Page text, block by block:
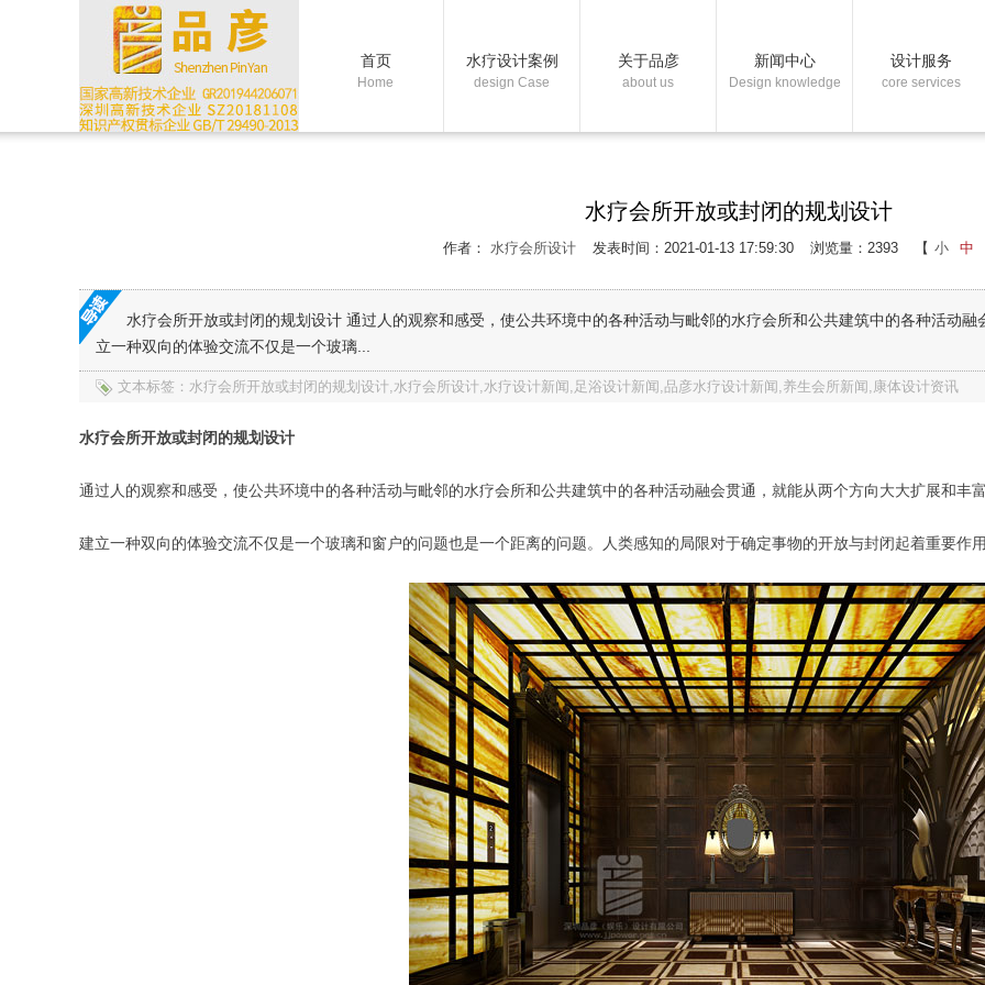
首页
Home
水疗设计案例
design Case
关于品彦
about us
新闻中心
Design knowledge
设计服务
core services
水疗会所开放或封闭的规划设计
作者： 水疗会所设计 发表时间：2021-01-13 17:59:30 浏览量：2393 【 小 中
水疗会所开放或封闭的规划设计 通过人的观察和感受，使公共环境中的各种活动与毗邻的水疗会所和公共建筑中的各种活动
立一种双向的体验交流不仅是一个玻璃...
文本标签：水疗会所开放或封闭的规划设计,水疗会所设计,水疗设计新闻,足浴设计新闻,品彦水疗设计新闻,养生会所新闻,康体设计资讯
水疗会所开放或封闭的规划设计
通过人的观察和感受，使公共环境中的各种活动与毗邻的水疗会所和公共建筑中的各种活动融会贯通，就能从两个方向大大扩展和丰
建立一种双向的体验交流不仅是一个玻璃和窗户的问题也是一个距离的问题。人类感知的局限对于确定事物的开放与封闭起着重要作